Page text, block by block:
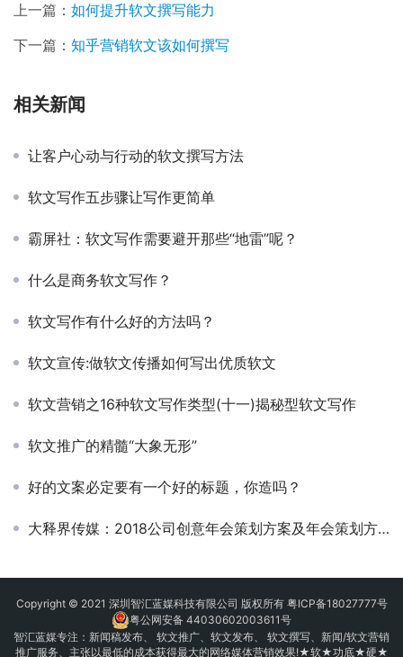
上一篇： 如何提升软文撰写能力
下一篇： 知乎营销软文该如何撰写
相关新闻
让客户心动与行动的软文撰写方法
软文写作五步骤让写作更简单
霸屏社：软文写作需要避开那些“地雷”呢？
什么是商务软文写作？
软文写作有什么好的方法吗？
软文宣传:做软文传播如何写出优质软文
软文营销之16种软文写作类型(十一)揭秘型软文写作
软文推广的精髓“大象无形”
好的文案必定要有一个好的标题，你造吗？
大释界传媒：2018公司创意年会策划方案及年会策划方案流程
Copyright © 2021 深圳智汇蓝媒科技有限公司 版权所有 粤ICP备18027777号
粤公网安备 44030602003611号
智汇蓝媒专注： 新闻稿发布、 软文推广、 软文发布、 软文撰写、新闻/软文营销
推广服务、主张以最低的成本获得最大的网络媒体营销效果!★软★功底★硬★